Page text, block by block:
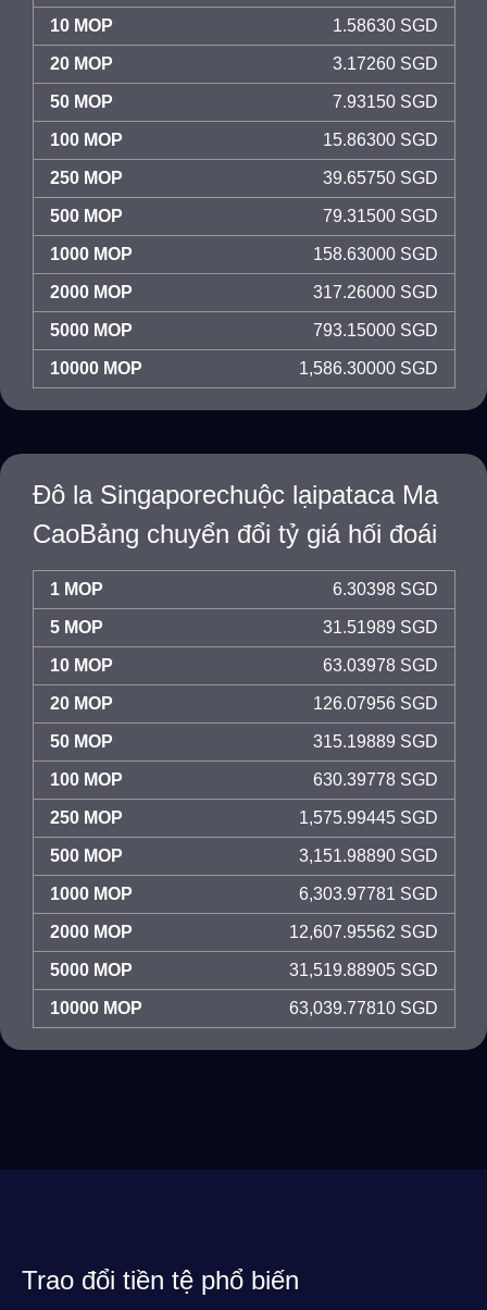
10 MOP 1.58630 SGD
20 MOP 3.17260 SGD
50 MOP 7.93150 SGD
100 MOP 15.86300 SGD
250 MOP 39.65750 SGD
500 MOP 79.31500 SGD
1000 MOP 158.63000 SGD
2000 MOP 317.26000 SGD
5000 MOP 793.15000 SGD
10000 MOP 1,586.30000 SGD
Đô la Singaporechuộc lạipataca Ma
CaoBảng chuyển đổi tỷ giá hối đoái
1 MOP 6.30398 SGD
5 MOP 31.51989 SGD
10 MOP 63.03978 SGD
20 MOP 126.07956 SGD
50 MOP 315.19889 SGD
100 MOP 630.39778 SGD
250 MOP 1,575.99445 SGD
500 MOP 3,151.98890 SGD
1000 MOP 6,303.97781 SGD
2000 MOP 12,607.95562 SGD
5000 MOP 31,519.88905 SGD
10000 MOP 63,039.77810 SGD
Trao đổi tiền tệ phổ biến